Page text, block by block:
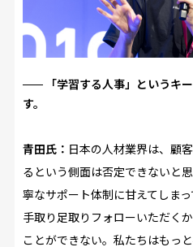
「学習する人事」というキ
す。
青田氏： 日本の人材業界は、顧
るという側面は否定できないと
寧なサポート体制に甘えてしま
手取り足取りフォローいただく
ことができない。私たちはもっ